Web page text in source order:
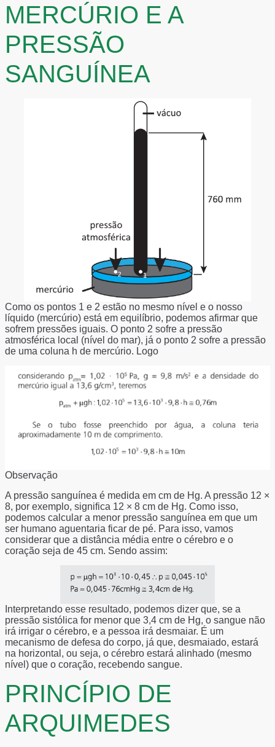
MERCÚRIO E A
PRESSÃO
SANGUÍNEA
Como os pontos 1 e 2 estão no mesmo nível e o nosso
líquido (mercúrio) está em equilíbrio, podemos afirmar que
sofrem pressões iguais. O ponto 2 sofre a pressão
atmosférica local (nível do mar), já o ponto 2 sofre a pressão
de uma coluna h de mercúrio. Logo
Observação
A pressão sanguínea é medida em cm de Hg. A pressão 12 ×
8, por exemplo, significa 12 × 8 cm de Hg. Como isso,
podemos calcular a menor pressão sanguínea em que um
ser humano aguentaria ficar de pé. Para isso, vamos
considerar que a distância média entre o cérebro e o
coração seja de 45 cm. Sendo assim:
Interpretando esse resultado, podemos dizer que, se a
pressão sistólica for menor que 3,4 cm de Hg, o sangue não
irá irrigar o cérebro, e a pessoa irá desmaiar. É um
mecanismo de defesa do corpo, já que, desmaiado, estará
na horizontal, ou seja, o cérebro estará alinhado (mesmo
nível) que o coração, recebendo sangue.
PRINCÍPIO DE
ARQUIMEDES